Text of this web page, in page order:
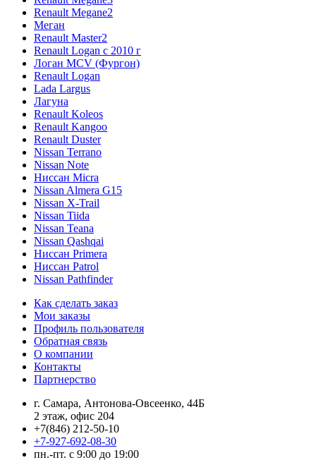
Renault Megane2
Меган
Renault Master2
Renault Logan c 2010 г
Логан МСV (Фургон)
Renault Logan
Lada Largus
Лагуна
Renault Koleos
Renault Kangoo
Renault Duster
Nissan Terrano
Nissan Note
Ниссан Micra
Nissan Almera G15
Nissan X-Trail
Nissan Tiida
Nissan Teana
Nissan Qashqai
Ниссан Primera
Ниссан Patrol
Nissan Pathfinder
Как сделать заказ
Мои заказы
Профиль пользователя
Обратная связь
О компании
Контакты
Партнерство
г. Самара, Антонова-Овсеенко, 44Б
2 этаж, офис 204
+7(846) 212-50-10
+7-927-692-08-30
пн.-пт. с 9:00 до 19:00